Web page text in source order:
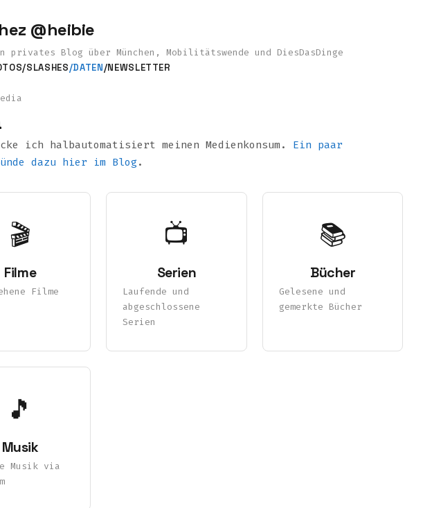
@heibie
privates Blog über München, Mobilitätswende und DiesDasDinge
/SLASHES/DATEN/NEWSLETTER
ich halbautomatisiert meinen Medienkonsum. Ein paar
dazu hier im Blog.
🎬
Filme
Filme
📺
Serien
Laufende und
abgeschlossene
Serien
📚
Bücher
Gelesene und
gemerkte Bücher
🎵
Musik
Musik via